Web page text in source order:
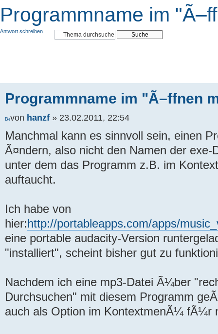
Programmname im
Antwort schreiben
Programmname im "Ã–ffnen
von hanzf » 23.02.2011, 22:54
Manchmal kann es sinnvoll sein, einen
Ã¤ndern, also nicht den Namen der exe-
unter dem das Programm z.B. im
auftaucht.
Ich habe von
hier:http://portableapps.com/apps/
eine portable audacity-Version
"installiert", scheint bisher gut zu
Nachdem ich eine mp3-Datei Ã¼ber
Durchsuchen" mit diesem Programm
auch als Option im KontextmenÃ¼ fÃ¼r